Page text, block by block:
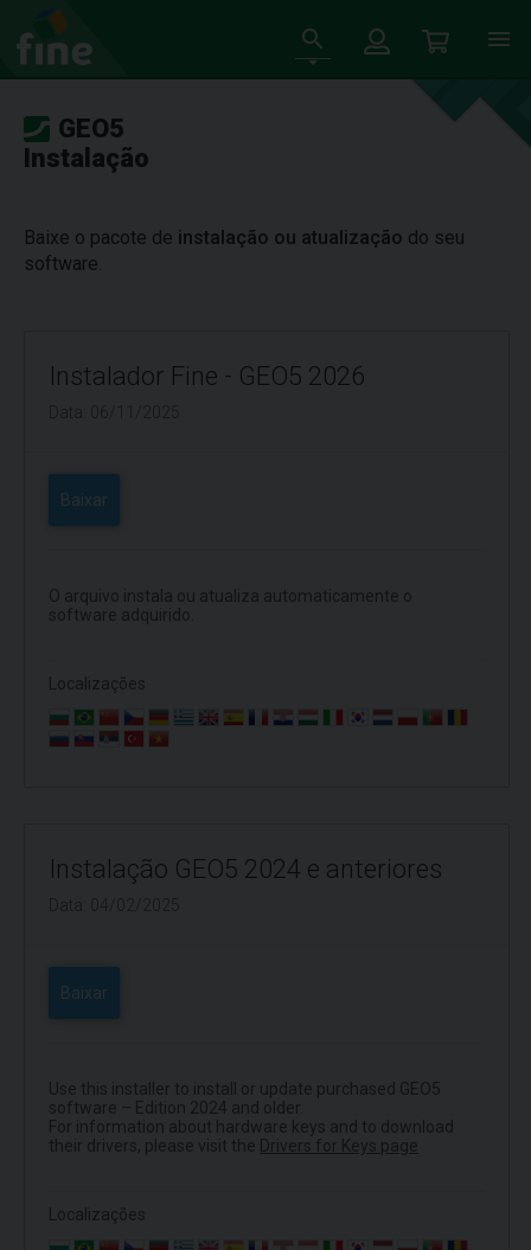
GEO5
Instalação
Baixe o pacote de instalação ou atualização do seu
software.
Instalador Fine - GEO5 2026
Data: 06/11/2025
Baixar
O arquivo instala ou atualiza automaticamente o
software adquirido.
Localizações
Instalação GEO5 2024 e anteriores
Data: 04/02/2025
Baixar
Use this installer to install or update purchased GEO5
software – Edition 2024 and older.
For information about hardware keys and to download
their drivers, please visit the Drivers for Keys page
Localizações